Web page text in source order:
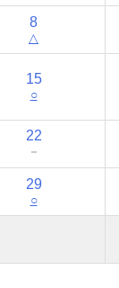
8
△
15
○
22
－
29
○